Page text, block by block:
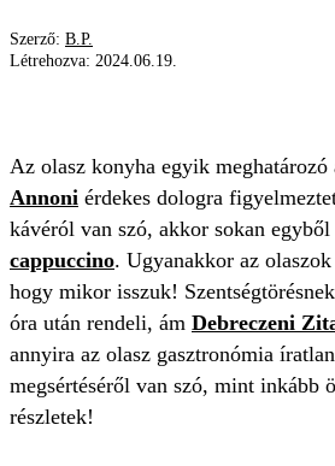
Szerző: B.P.
Létrehozva: 2024.06.19.
Az olasz konyha egyik meghatározó
Annoni érdekes dologra
kávéról van szó, akkor sokan
cappuccino. Ugyanakkor az
hogy mikor isszuk!
óra után rendeli, ám Debreczeni
annyira az olasz gasztronómia
megsértéséről van szó, mint inkább
részletek!